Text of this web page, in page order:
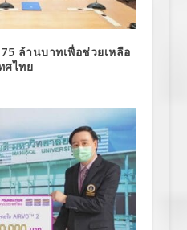
ล้านบาทเพื่อช่วยเหลือ
ศไทย